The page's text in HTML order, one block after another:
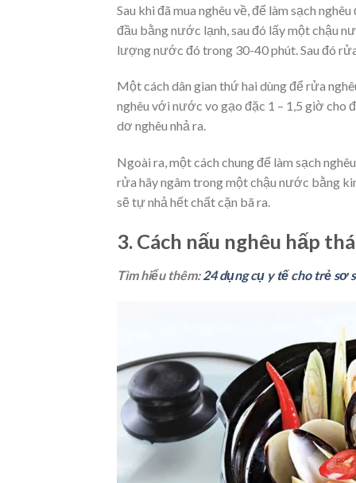
Sau khi đã mua nghêu về, để làm sạch
đầu bằng nước lạnh, sau đó lấy một chậu
lượng nước đó trong 30-40 phút. Sau đó
Một cách dân gian thứ hai dùng để rửa
nghêu với nước vo gạo đặc 1 – 1,5 giờ cho
dơ nghêu nhả ra.
Ngoài ra, một cách chung để làm sạch
rửa hãy ngâm trong một chậu nước bằng
sẽ tự nhả hết chất cặn bã ra.
3. Cách nấu nghêu hấp
Tìm hiểu thêm: 24 dụng cụ y tế cho trẻ sơ